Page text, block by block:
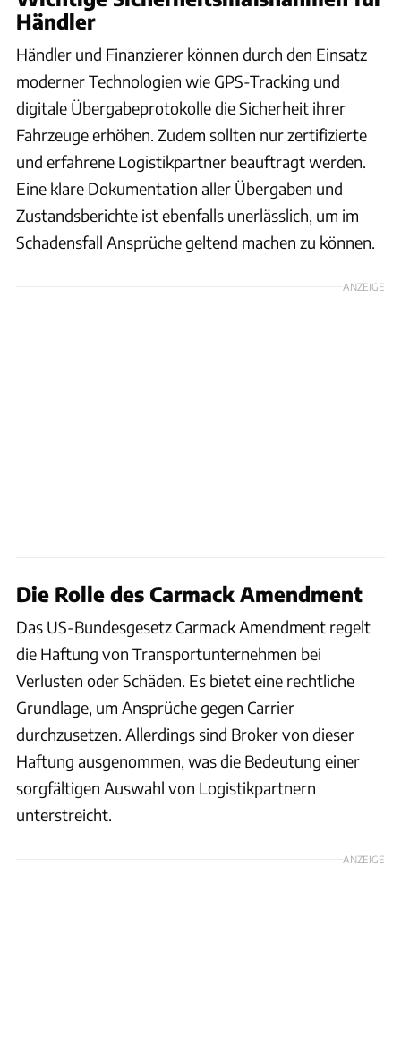
Händler
Händler und Finanzierer können durch den Einsatz
moderner Technologien wie GPS-Tracking und
digitale Übergabeprotokolle die Sicherheit ihrer
Fahrzeuge erhöhen. Zudem sollten nur zertifizierte
und erfahrene Logistikpartner beauftragt werden.
Eine klare Dokumentation aller Übergaben und
Zustandsberichte ist ebenfalls unerlässlich, um im
Schadensfall Ansprüche geltend machen zu können.
ANZEIGE
Die Rolle des Carmack Amendment
Das US-Bundesgesetz Carmack Amendment regelt
die Haftung von Transportunternehmen bei
Verlusten oder Schäden. Es bietet eine rechtliche
Grundlage, um Ansprüche gegen Carrier
durchzusetzen. Allerdings sind Broker von dieser
Haftung ausgenommen, was die Bedeutung einer
sorgfältigen Auswahl von Logistikpartnern
unterstreicht.
ANZEIGE